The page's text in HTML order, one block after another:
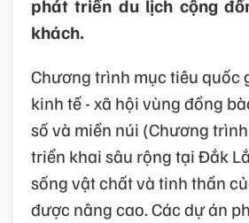
phát triển du lịch cộng
khách.
Chương trình mục tiêu quốc
kinh tế - xã hội vùng đồng
số và miền núi (Chương
triển khai sâu rộng tại Đắk
sống vật chất và tinh thần
được nâng cao. Các dự án